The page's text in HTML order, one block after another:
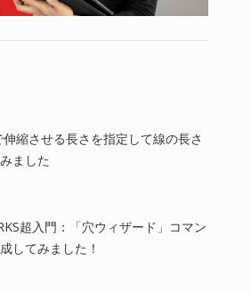
縮させる長さを指定して線の長さ
ました
超入門：「穴ウィザード」コマン
してみました！